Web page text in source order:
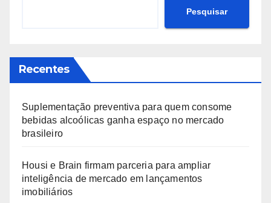
Pesquisar
Recentes
Suplementação preventiva para quem consome
bebidas alcoólicas ganha espaço no mercado
brasileiro
Housi e Brain firmam parceria para ampliar
inteligência de mercado em lançamentos
imobiliários